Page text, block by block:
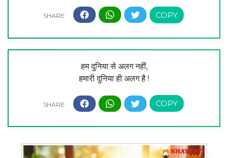
हम दुनिया से अलग नहीं,
हमारी दुनिया ही अलग है !